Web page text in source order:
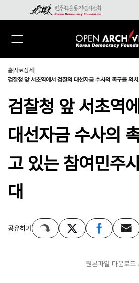
홈사료상세
검찰청 앞 서초역에서 검찰의 대선자금 수사의 촉구를 외
검찰청 앞 서초역
대선자금 수사의
고 있는 참여민주
대
공유하기
원본파일 다운로드